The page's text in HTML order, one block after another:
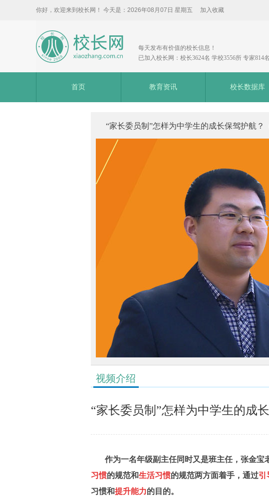
你好，欢迎来到校长网！ 今天是： 2026年08月07日 星期五 加入收藏
每天发布有价值的校长信息！
已加入校长网：校长3624名 学校3556所 专家814名
首页 教育资讯 校长数据库
“家长委员制”怎样为中学生的成长保驾护航？
视频介绍
“家长委员制”怎样为中学生的成
作为一名年级副主任同时又是班主任，张金宝
习惯的规范和生活习惯的规范两方面着手， 通过引
习惯和提升能力的目的。